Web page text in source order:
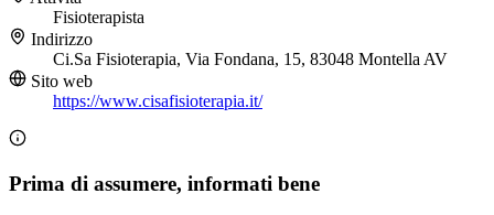
Fisioterapista
Indirizzo
Ci.Sa Fisioterapia, Via Fondana, 15, 83048 Montella AV
Sito web
https://www.cisafisioterapia.it/
Prima di assumere, informati bene